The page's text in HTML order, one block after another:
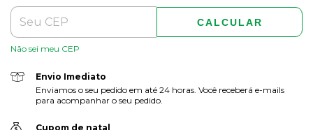
CALCULAR
Não sei meu CEP
Envio Imediato
Enviamos o seu pedido em até 24 horas. Você receberá e-mails
para acompanhar o seu pedido.
Cupom de natal